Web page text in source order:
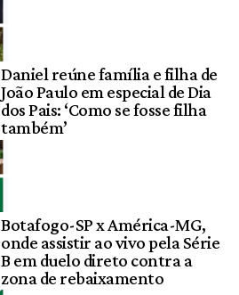
Daniel reúne família e filha de
João Paulo em especial de Dia
dos Pais: ‘Como se fosse filha
também’
Botafogo-SP x América-MG,
onde assistir ao vivo pela Série
B em duelo direto contra a
zona de rebaixamento